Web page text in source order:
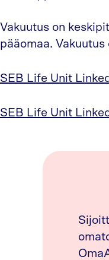
Vakuutus on
pääomaa.
SEB Life Unit
SEB Life Unit